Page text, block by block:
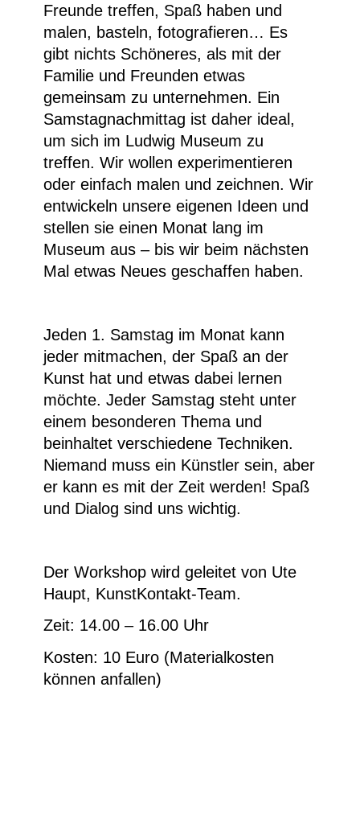
Freunde treffen, Spaß haben und
malen, basteln, fotografieren… Es
gibt nichts Schöneres, als mit der
Familie und Freunden etwas
gemeinsam zu unternehmen. Ein
Samstagnachmittag ist daher ideal,
um sich im Ludwig Museum zu
treffen. Wir wollen experimentieren
oder einfach malen und zeichnen. Wir
entwickeln unsere eigenen Ideen und
stellen sie einen Monat lang im
Museum aus – bis wir beim nächsten
Mal etwas Neues geschaffen haben.
Jeden 1. Samstag im Monat kann
jeder mitmachen, der Spaß an der
Kunst hat und etwas dabei lernen
möchte. Jeder Samstag steht unter
einem besonderen Thema und
beinhaltet verschiedene Techniken.
Niemand muss ein Künstler sein, aber
er kann es mit der Zeit werden! Spaß
und Dialog sind uns wichtig.
Der Workshop wird geleitet von Ute
Haupt, KunstKontakt-Team.
Zeit: 14.00 – 16.00 Uhr
Kosten: 10 Euro (Materialkosten
können anfallen)